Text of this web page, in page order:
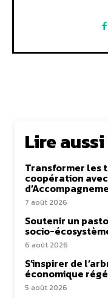
Lire aussi
Transformer les
coopération
7 août 2026
Soutenir un
socio-
6 août 2026
S’inspirer de
économique
5 août 2026